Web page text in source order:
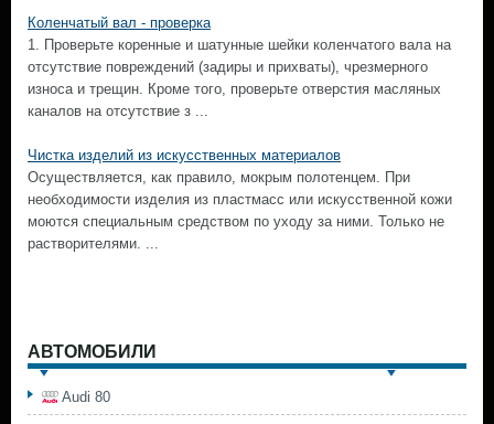
Коленчатый вал - проверка
1. Проверьте коренные и шатунные шейки коленчатого вала на
отсутствие повреждений (задиры и прихваты), чрезмерного
износа и трещин. Кроме того, проверьте отверстия масляных
каналов на отсутствие з ...
Чистка изделий из искусственных материалов
Осуществляется, как правило, мокрым полотенцем. При
необходимости изделия из пластмасс или искусственной кожи
моются специальным средством по уходу за ними. Только не
растворителями. ...
АВТОМОБИЛИ
Audi 80